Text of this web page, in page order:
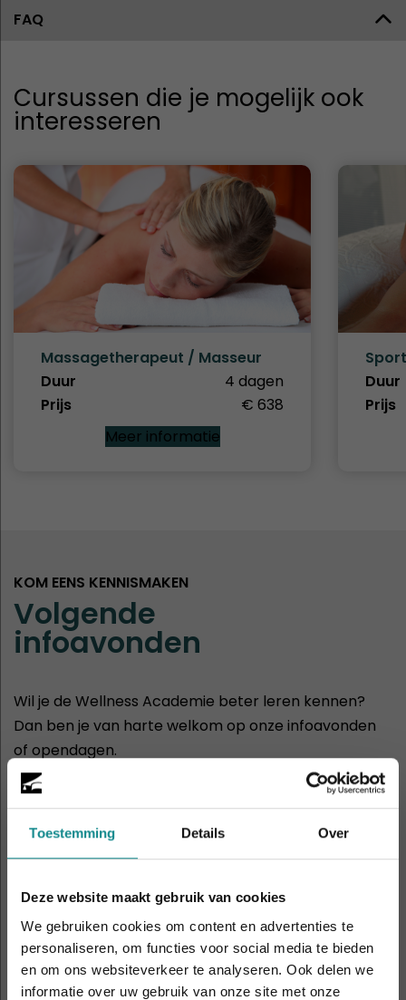
Toestemming Details Over
Deze website maakt gebruik van cookies
We gebruiken cookies om content en advertenties te
personaliseren, om functies voor social media te bieden
en om ons websiteverkeer te analyseren. Ook delen we
informatie over uw gebruik van onze site met onze
FAQ
Cursussen die je mogelijk ook
interesseren
Massagetherapeut / Masseur
Duur
4 dagen
Prijs
€ 638
Meer informatie
Duur
Prijs
KOM EENS KENNISMAKEN
Volgende
infoavonden
Wil je de Wellness Academie beter leren kennen?
Dan ben je van harte welkom op onze infoavonden
of opendagen.
30
aug 11:00 - 14:00
sep 19:00 - 21:00
5
sep
Amsterdam
11:00 - 14:00